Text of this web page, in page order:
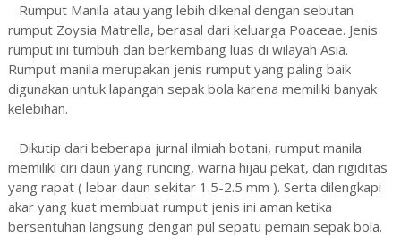
Rumput Manila atau yang lebih dikenal dengan sebutan
rumput Zoysia Matrella, berasal dari keluarga Poaceae. Jenis
rumput ini tumbuh dan berkembang luas di wilayah Asia.
Rumput manila merupakan jenis rumput yang paling baik
digunakan untuk lapangan sepak bola karena memiliki banyak
kelebihan.
Dikutip dari beberapa jurnal ilmiah botani, rumput manila
memiliki ciri daun yang runcing, warna hijau pekat, dan rigiditas
yang rapat ( lebar daun sekitar 1.5-2.5 mm ). Serta dilengkapi
akar yang kuat membuat rumput jenis ini aman ketika
bersentuhan langsung dengan pul sepatu pemain sepak bola.